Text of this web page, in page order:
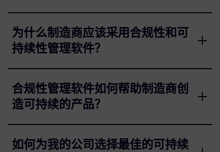
为什么制造商应该采用合规性和可
持续性管理软件？
合规性管理软件如何帮助制造商创
造可持续的产品？
如何为我的公司选择最佳的可持续